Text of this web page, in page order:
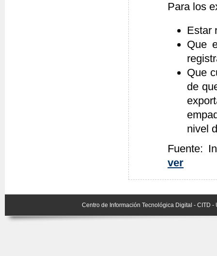
Para los
Estar
Que
Que
de
nivel
Fuente:
ver
Centro de Información Tecnológica Digital - CITD